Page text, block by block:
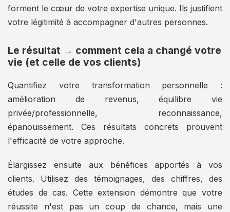
forment le cœur de votre expertise unique. Ils justifient
votre légitimité à accompagner d'autres personnes.
Le résultat → comment cela a changé votre
vie (et celle de vos clients)
Quantifiez votre transformation personnelle :
amélioration de revenus, équilibre vie
privée/professionnelle, reconnaissance,
épanouissement. Ces résultats concrets prouvent
l'efficacité de votre approche.
Élargissez ensuite aux bénéfices apportés à vos
clients. Utilisez des témoignages, des chiffres, des
études de cas. Cette extension démontre que votre
réussite n'est pas un coup de chance, mais une